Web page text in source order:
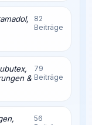
82
Beiträge
&
79
Beiträge
56